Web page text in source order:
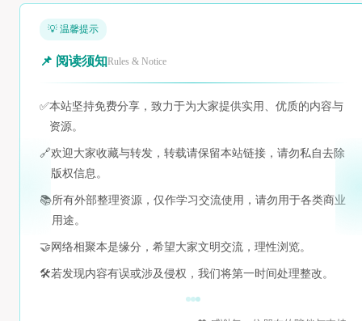
💡 温馨提示
📌 阅读须知Rules & Notice
✅本站坚持免费分享，致力于为大家提供实用、优质的内容与
资源。
🔗欢迎大家收藏与转发，转载请保留本站链接，请勿私自去除
版权信息。
📚所有外部整理资源，仅作学习交流使用，请勿用于各类商业
用途。
🤝 网络相聚本是缘分，希望大家文明交流，理性浏览。
🛠️若发现内容有误或涉及侵权，我们将第一时间处理整改。